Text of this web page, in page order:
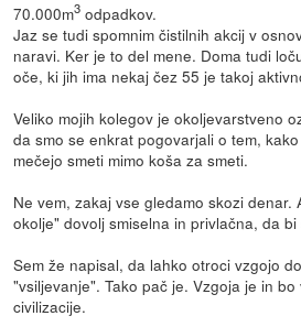
70.000m3 odpadkov.
Jaz se tudi spomnim čistilnih akcij v
naravi. Ker je to del mene. Doma tudi
oče, ki jih ima nekaj čez 55 je takoj
Veliko mojih kolegov je okoljevarstveno
da smo se enkrat pogovarjali o tem,
mečejo smeti mimo koša za smeti.
Ne vem, zakaj vse gledamo skozi denar.
okolje" dovolj smiselna in privlačna, da
Sem že napisal, da lahko otroci vzgojo
"vsiljevanje". Tako pač je. Vzgoja je in
civilizacije.